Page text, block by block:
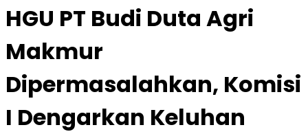
HGU PT Budi Duta Agri
Makmur
Dipermasalahkan, Komisi
I Dengarkan Keluhan